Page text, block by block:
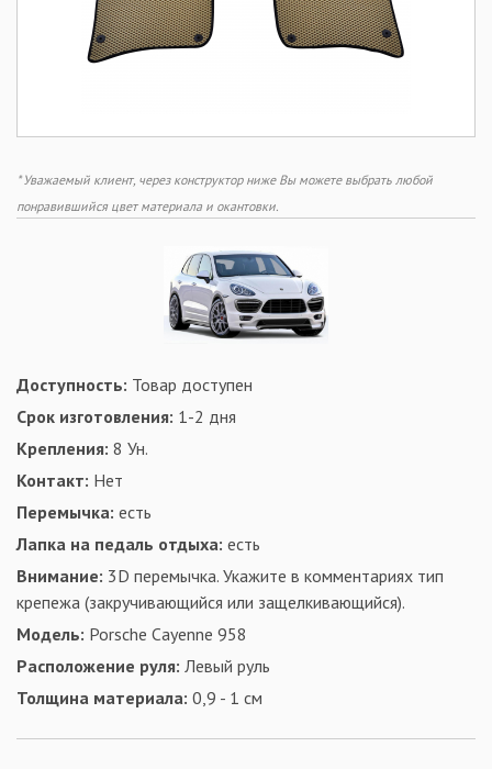
* Уважаемый клиент, через конструктор ниже Вы можете выбрать любой
понравившийся цвет материала и окантовки.
Доступность: Товар доступен
Срок изготовления: 1-2 дня
Крепления: 8 Ун.
Контакт: Нет
Перемычка: есть
Лапка на педаль отдыха: есть
Внимание: 3D перемычка. Укажите в комментариях тип
крепежа (закручивающийся или защелкивающийся).
Модель: Porsche Cayenne 958
Расположение руля: Левый руль
Толщина материала: 0,9 - 1 см